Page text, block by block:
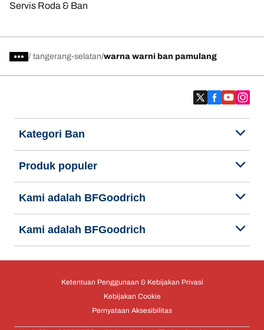
Servis Roda & Ban
/ tangerang-selatan warna warni ban pamulang
Kategori Ban
Produk populer
Kami adalah BFGoodrich
Kami adalah BFGoodrich
Ketentuan Penggunaan & Kebijakan Privasi
Kebijakan Cookie
Pernyataan Aksesibilitas